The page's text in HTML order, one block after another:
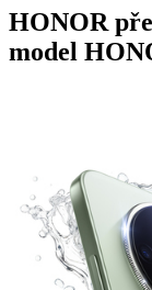
HONOR
model